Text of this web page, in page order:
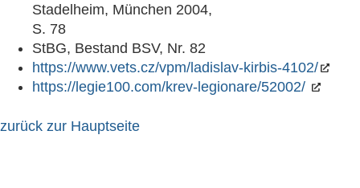
Stadelheim, München 2004,
S. 78
StBG, Bestand BSV, Nr. 82
https://www.vets.cz/vpm/ladislav-kirbis-4102/
https://legie100.com/krev-legionare/52002/
zurück zur Hauptseite